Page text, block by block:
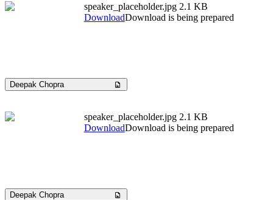
speaker_placeholder.jpg 2.1 KB
DownloadDownload is being prepared
Deepak Chopra
speaker_placeholder.jpg 2.1 KB
DownloadDownload is being prepared
Deepak Chopra